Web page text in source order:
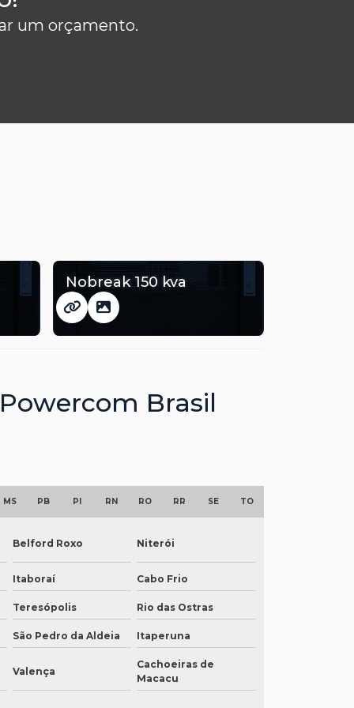
um orçamento.
Nobreak 150 kva
Brasil
MS PB PI RN RO RR SE TO
Belford Roxo Niterói
Itaboraí Cabo Frio
Teresópolis Rio das Ostras
São Pedro da Aldeia Itaperuna
Valença
Cachoeiras de
Macacu